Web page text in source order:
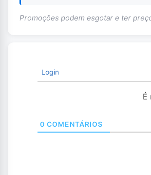
Promoções podem esgotar e ter
Login
É
0 COMENTÁRIOS